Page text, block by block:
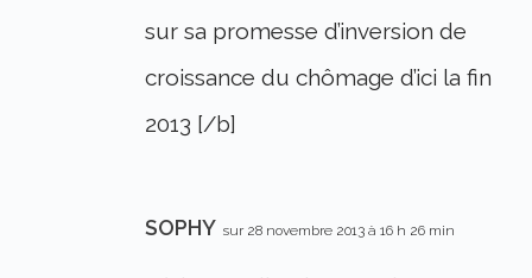
sur sa promesse d’inversion de
croissance du chômage d’ici la fin
2013 [/b]
SOPHY sur 28 novembre 2013 à 16 h 26 min